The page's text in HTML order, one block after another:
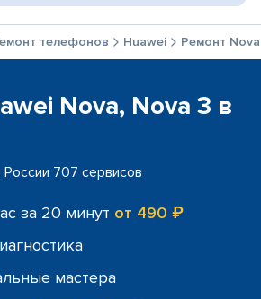
телефонов Huawei Ремонт
Nova, Nova 3 в
707 сервисов
за 20 минут от 490 ₽
мастера